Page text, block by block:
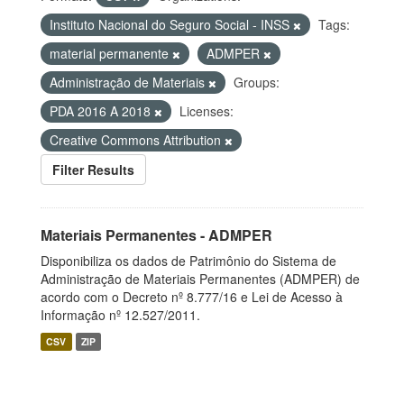
Instituto Nacional do Seguro Social - INSS
Tags:
material permanente
ADMPER
Administração de Materiais
Groups:
PDA 2016 A 2018
Licenses:
Creative Commons Attribution
Filter Results
Materiais Permanentes - ADMPER
Disponibiliza os dados de Patrimônio do Sistema de
Administração de Materiais Permanentes (ADMPER) de
acordo com o Decreto nº 8.777/16 e Lei de Acesso à
Informação nº 12.527/2011.
CSV ZIP